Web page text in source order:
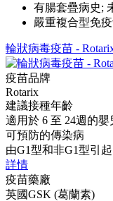
有腸套疊病史;
嚴重複合型免
輪狀病毒疫苗 -
疫苗品牌
Rotarix
建議接種年齡
適用於 6 至 24週的嬰
可預防的傳染病
由G1型和非G1型引
詳情
疫苗藥廠
英國GSK (葛蘭素)